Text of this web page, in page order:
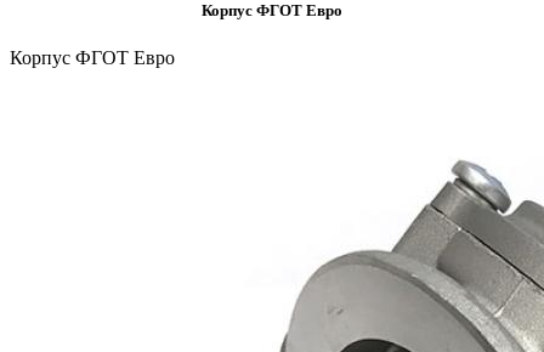
Корпус ФГОТ Евро
Корпус ФГОТ Евро